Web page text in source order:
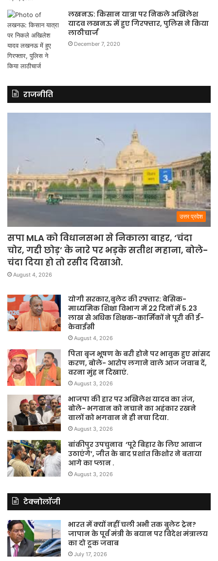
लखनऊ: किसान यात्रा पर निकले अखिलेश
यादव लखनऊ में हुए गिरफ्तार, पुलिस ने किया
लाठीचार्ज
December 7, 2020
राजनीति
उत्तर प्रदेश
सपा MLA को विधानसभा से निकाला बाहर, ‘चंदा
चोर, गद्दी छोड़’ के नारे पर भड़के सतीश महाना, बोले-
चंदा दिया हो तो रसीद दिखाओ.
August 4, 2026
योगी सरकार,बुलेट की रफ्तार: बेसिक-
माध्यमिक शिक्षा विभाग में 22 दिनों में 5.23
लाख से अधिक शिक्षक-कार्मिकों ने पूरी की ई-
केवाईसी
August 4, 2026
पिता बृज भूषण के बरी होने पर भावुक हुए सांसद
करण, बोले- आरोप लगाने वाले आज जवाब दें,
वरना मुंह न दिखाएं.
August 3, 2026
भाजपा की हार पर अखिलेश यादव का तंज,
बोले- भगवान को नचाने का अहंकार रखने
वालों को भगवान ने ही नचा दिया.
August 3, 2026
बांकीपुर उपचुनाव ‘पूरे बिहार के लिए आवाज
उठाएंगे’, जीत के बाद प्रशांत किशोर ने बताया
आगे का प्लान .
August 3, 2026
टेक्नोलॉजी
भारत में क्यों नहीं चली अभी तक बुलेट ट्रेन?
जापान के पूर्व मंत्री के बयान पर विदेश मंत्रालय
का दो टूक जवाब
July 17, 2026